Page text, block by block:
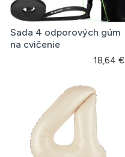
Sada 4 odporových gúm
na cvičenie
18,64 €